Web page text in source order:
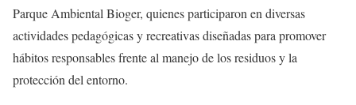
Parque Ambiental Bioger, quienes participaron en diversas
actividades pedagógicas y recreativas diseñadas para promover
hábitos responsables frente al manejo de los residuos y la
protección del entorno.